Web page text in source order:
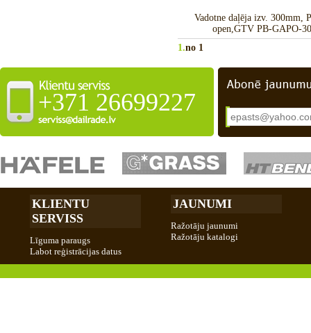
Vadotne daļēja izv. 300mm,
open,GTV PB-GAPO-
1.no 1
+371 26699227
KLIENTU
SERVISS
Līguma paraugs
Labot reģistrācijas datus
JAUNUMI
Ražotāju jaunumi
Ražotāju katalogi